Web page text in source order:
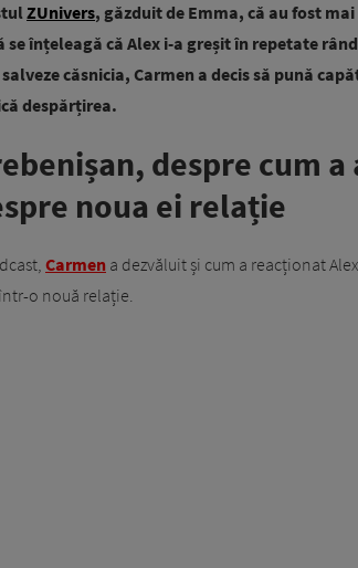
ZUnivers, găzduit de Emma, că au fost
înțeleagă că Alex i-a greșit în repetate
căsnicia, Carmen a decis să pună
despărțirea.
despre cum
noua ei relație
Carmen a dezvăluit și cum a reacționat
o nouă relație.